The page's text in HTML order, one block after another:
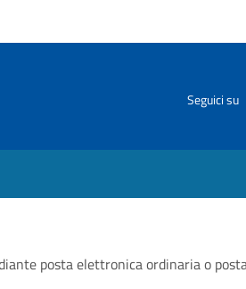
Seguici su
posta elettronica ordinaria o